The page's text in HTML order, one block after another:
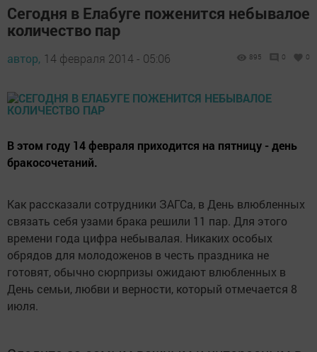
Сегодня в Елабуге поженится небывалое
количество пар
автор, 14 февраля 2014 - 05:06 895 0 0
В этом году 14 февраля приходится на пятницу - день
бракосочетаний.
Как рассказали сотрудники ЗАГСа, в День влюбленных
связать себя узами брака решили 11 пар. Для этого
времени года цифра небывалая. Никаких особых
обрядов для молодоженов в честь праздника не
готовят, обычно сюрпризы ожидают влюбленных в
День семьи, любви и верности, который отмечается 8
июля.